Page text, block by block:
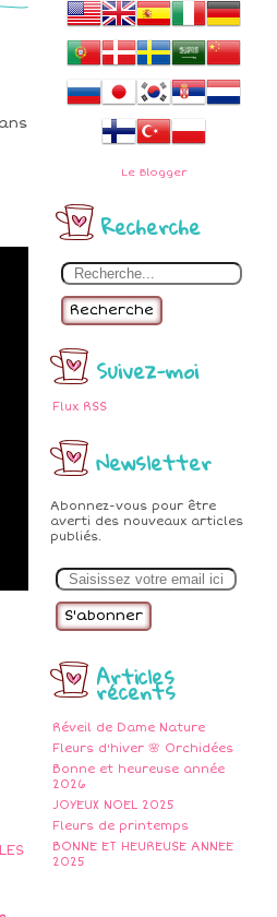
Le Blogger
Recherche
Recherche
Suivez-moi
Flux RSS
Newsletter
Abonnez-vous pour être
averti des nouveaux articles
publiés.
m
Articles
récents
Réveil de Dame Nature
Fleurs d'hiver 🌸 Orchidées
Bonne et heureuse année
2026
JOYEUX NOEL 2025
Fleurs de printemps
BONNE ET HEUREUSE ANNEE
2025